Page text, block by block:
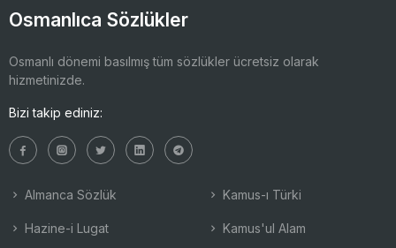
Osmanlıca Sözlükler
Osmanlı dönemi basılmış tüm sözlükler ücretsiz olarak
hizmetinizde.
Bizi takip ediniz:
Almanca Sözlük
Hazine-i Lugat
Kamus-ı Türki
Kamus'ul Alam